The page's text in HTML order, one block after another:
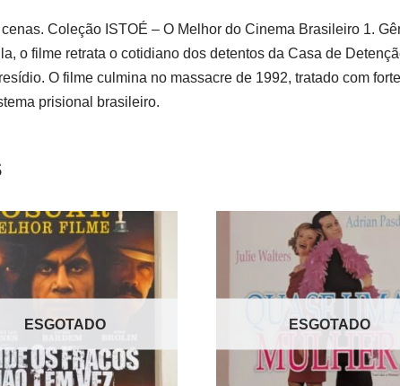
Coleção ISTOÉ – O Melhor do Cinema Brasileiro 1.
o filme retrata o cotidiano dos detentos da Casa de
O filme culmina no massacre de 1992, tratado com
prisional brasileiro.
ESGOTADO ESGOTADO